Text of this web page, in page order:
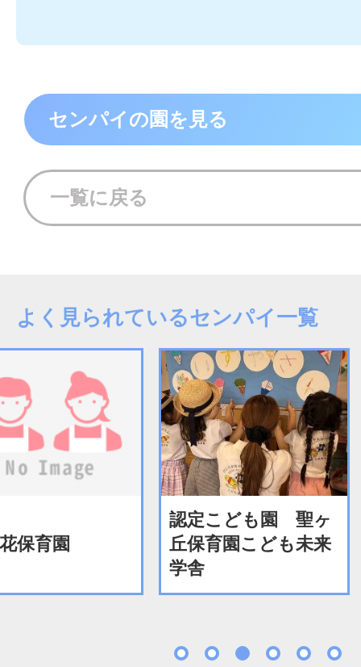
センパイの園を見る
一覧に戻る
よく見られているセンパイ一覧
保育園
認定こども園 聖ヶ
丘保育園こども未来
学舎